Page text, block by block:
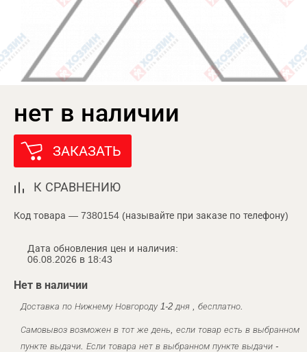
нет в наличии
ЗАКАЗАТЬ
К СРАВНЕНИЮ
Код товара — 7380154 (называйте при заказе по телефону)
Дата обновления цен и наличия:
06.08.2026 в 18:43
Нет в наличии
Доставка по Нижнему Новгороду 1-2 дня , бесплатно.
Самовывоз возможен в тот же день, если товар есть в выбранном
пункте выдачи. Если товара нет в выбранном пункте выдачи -